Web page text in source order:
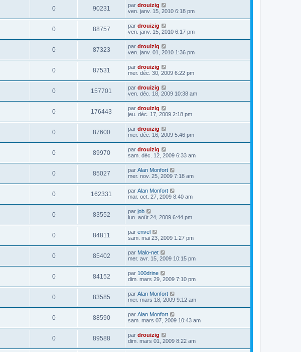
0 90231 par drouizig
ven. janv. 15, 2010 6:18 pm
0 88757 par drouizig
ven. janv. 15, 2010 6:17 pm
0 87323 par drouizig
ven. janv. 01, 2010 1:36 pm
0 87531 par drouizig
mer. déc. 30, 2009 6:22 pm
0 157701 par drouizig
ven. déc. 18, 2009 10:38 am
0 176443 par drouizig
jeu. déc. 17, 2009 2:18 pm
0 87600 par drouizig
mer. déc. 16, 2009 5:46 pm
0 89970 par drouizig
sam. déc. 12, 2009 6:33 am
0 85027 par Alan Monfort
mer. nov. 25, 2009 7:18 am
0 162331 par Alan Monfort
mar. oct. 27, 2009 8:40 am
0 83552 par job
lun. août 24, 2009 6:44 pm
0 84811 par envel
sam. mai 23, 2009 1:27 pm
0 85402 par Malo-net
mer. avr. 15, 2009 10:15 pm
0 84152 par 100drine
dim. mars 29, 2009 7:10 pm
0 83585 par Alan Monfort
mer. mars 18, 2009 9:12 am
0 88590 par Alan Monfort
sam. mars 07, 2009 10:43 am
0 89588 par drouizig
dim. mars 01, 2009 8:22 am